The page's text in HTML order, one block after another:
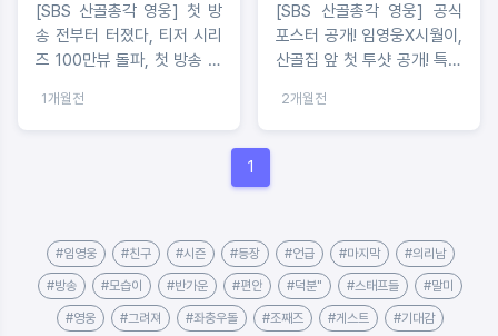
[SBS 산골총각 영웅] 첫 방
송 전부터 터졌다, 티저 시리
즈 100만뷰 돌파, 첫 방송 기
1개월전
[SBS 산골총각 영웅] 공식
포스터 공개! 임영웅X시월이,
산골집 앞 첫 투샷 공개! 특별
2개월전
1
#임영웅 #친구 #시즌 #등장 #언급 #마지막 #의리남
#방송 #모습이 #반가운 #편안 #덕분" #스태프들 #말미
#영웅 #그려져 #좌충우돌 #조째즈 #게스트 #기대감